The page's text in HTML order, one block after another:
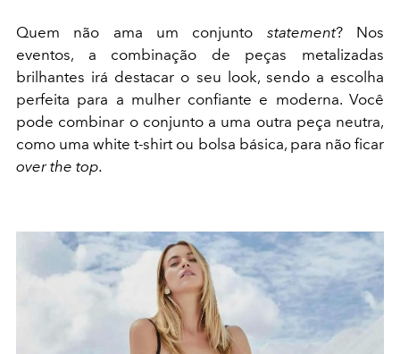
Quem não ama um conjunto statement? Nos
eventos, a combinação de peças metalizadas
brilhantes irá destacar o seu look, sendo a escolha
perfeita para a mulher confiante e moderna. Você
pode combinar o conjunto a uma outra peça neutra,
como uma white t-shirt ou bolsa básica, para não ficar
over the top.